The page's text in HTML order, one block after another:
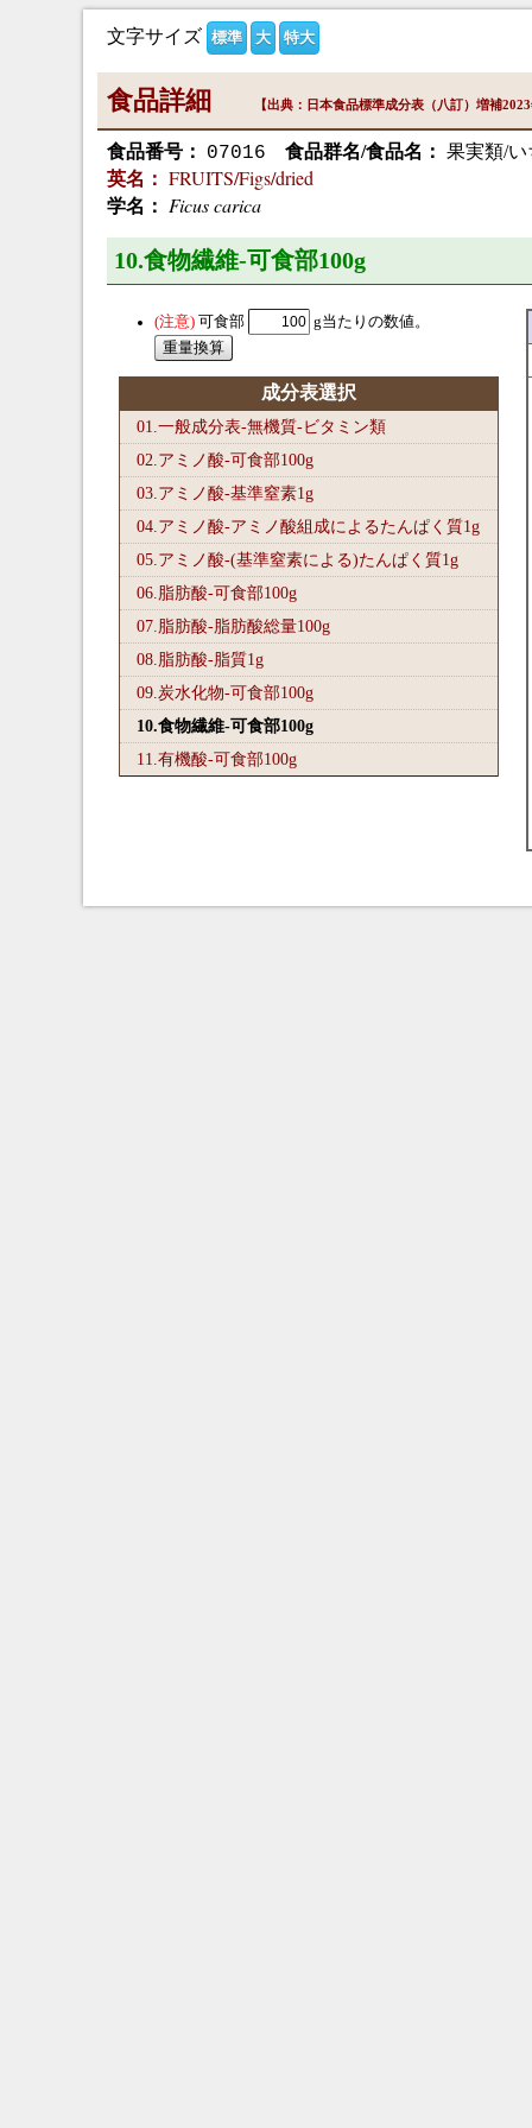
文字サイズ 標準 大 特大
食品詳細 【出典：日本食品標準成分表（八訂）増補
食品番号： 07016 食品群名/食品名： 果実類/
英名： FRUITS/Figs/dried
学名： Ficus carica
10.食物繊維-可食部100g
可食部 g当たりの数値。
成分表選択
01.一般成分表-無機質-ビタミン類
02.アミノ酸-可食部100g
03.アミノ酸-基準窒素1g
04.アミノ酸-アミノ酸組成によるたんぱく質1g
05.アミノ酸-(基準窒素による)たんぱく質1g
06.脂肪酸-可食部100g
07.脂肪酸-脂肪酸総量100g
08.脂肪酸-脂質1g
09.炭水化物-可食部100g
10.食物繊維-可食部100g
11.有機酸-可食部100g